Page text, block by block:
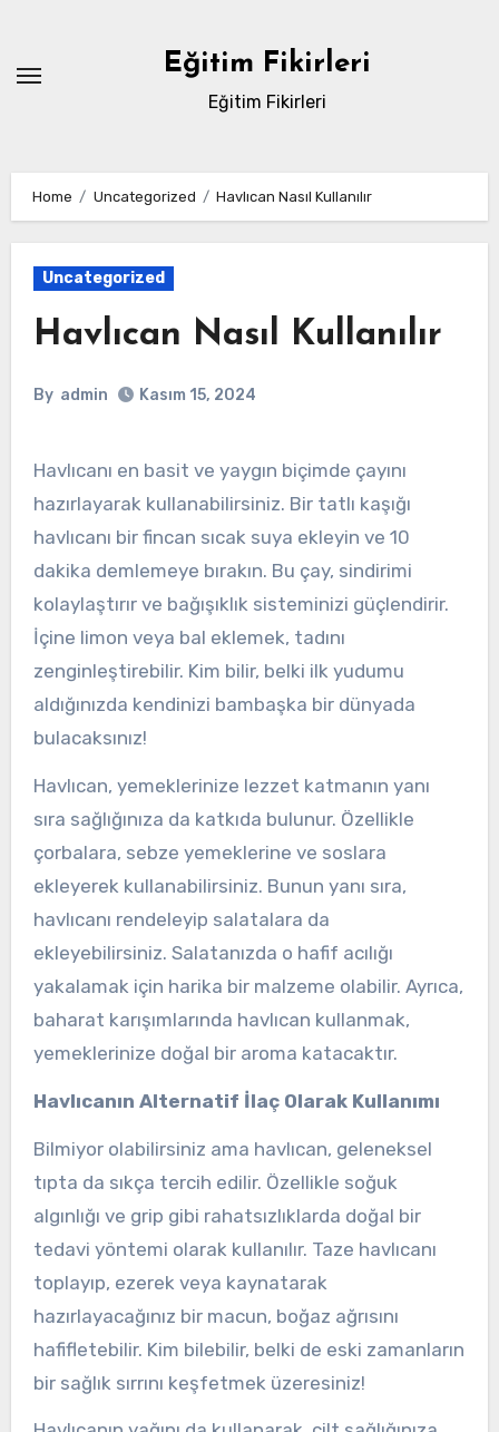
content
Eğitim Fikirleri
Eğitim Fikirleri
Home Uncategorized Havlıcan Nasıl Kullanılır
Uncategorized
Havlıcan Nasıl Kullanılır
By admin Kasım 15, 2024
Havlıcanı en basit ve yaygın biçimde çayını
hazırlayarak kullanabilirsiniz. Bir tatlı kaşığı
havlıcanı bir fincan sıcak suya ekleyin ve 10
dakika demlemeye bırakın. Bu çay, sindirimi
kolaylaştırır ve bağışıklık sisteminizi güçlendirir.
İçine limon veya bal eklemek, tadını
zenginleştirebilir. Kim bilir, belki ilk yudumu
aldığınızda kendinizi bambaşka bir dünyada
bulacaksınız!
Havlıcan, yemeklerinize lezzet katmanın yanı
sıra sağlığınıza da katkıda bulunur. Özellikle
çorbalara, sebze yemeklerine ve soslara
ekleyerek kullanabilirsiniz. Bunun yanı sıra,
havlıcanı rendeleyip salatalara da
ekleyebilirsiniz. Salatanızda o hafif acılığı
yakalamak için harika bir malzeme olabilir. Ayrıca,
baharat karışımlarında havlıcan kullanmak,
yemeklerinize doğal bir aroma katacaktır.
Havlıcanın Alternatif İlaç Olarak Kullanımı
Bilmiyor olabilirsiniz ama havlıcan, geleneksel
tıpta da sıkça tercih edilir. Özellikle soğuk
algınlığı ve grip gibi rahatsızlıklarda doğal bir
tedavi yöntemi olarak kullanılır. Taze havlıcanı
toplayıp, ezerek veya kaynatarak
hazırlayacağınız bir macun, boğaz ağrısını
hafifletebilir. Kim bilebilir, belki de eski zamanların
bir sağlık sırrını keşfetmek üzeresiniz!